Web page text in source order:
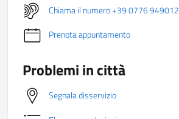
Chiama il numero +39 0776 949012
Prenota appuntamento
Problemi in città
Segnala disservizio